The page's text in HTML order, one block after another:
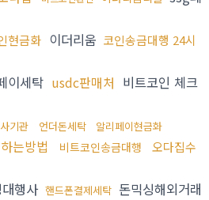
현금화 이더리움 코인송금대행 24시
이세탁 usdc판매처 비트코인 체크
기관 언더돈세탁
알리페이현금화
는방법 비트코인송금대행
오다집수
행사 핸드폰결제세탁 돈믹싱해외거래